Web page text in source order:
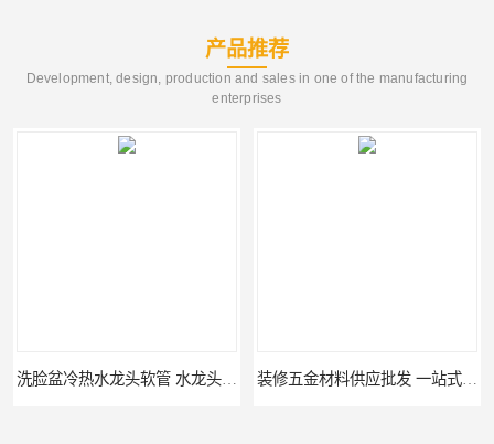
产品推荐
Development, design, production and sales in one of the manufacturing
enterprises